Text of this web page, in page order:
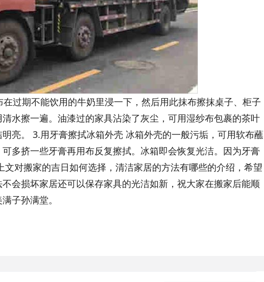
过期不能饮用的牛奶里浸一下，然后用此抹布擦抹桌子、柜子
水擦一遍。油漆过的家具沾染了灰尘，可用湿纱布包裹的茶叶
亮。 3.用牙膏擦拭冰箱外壳 冰箱外壳的一般污垢，可用软布蘸
多挤一些牙膏再用布反复擦拭。冰箱即会恢复光洁。因为牙膏
对搬家的吉日如何选择，清洁家居的方法有哪些的介绍，希望
会损坏家居还可以保存家具的光洁如新，祝大家在搬家后能顺
子孙满堂。